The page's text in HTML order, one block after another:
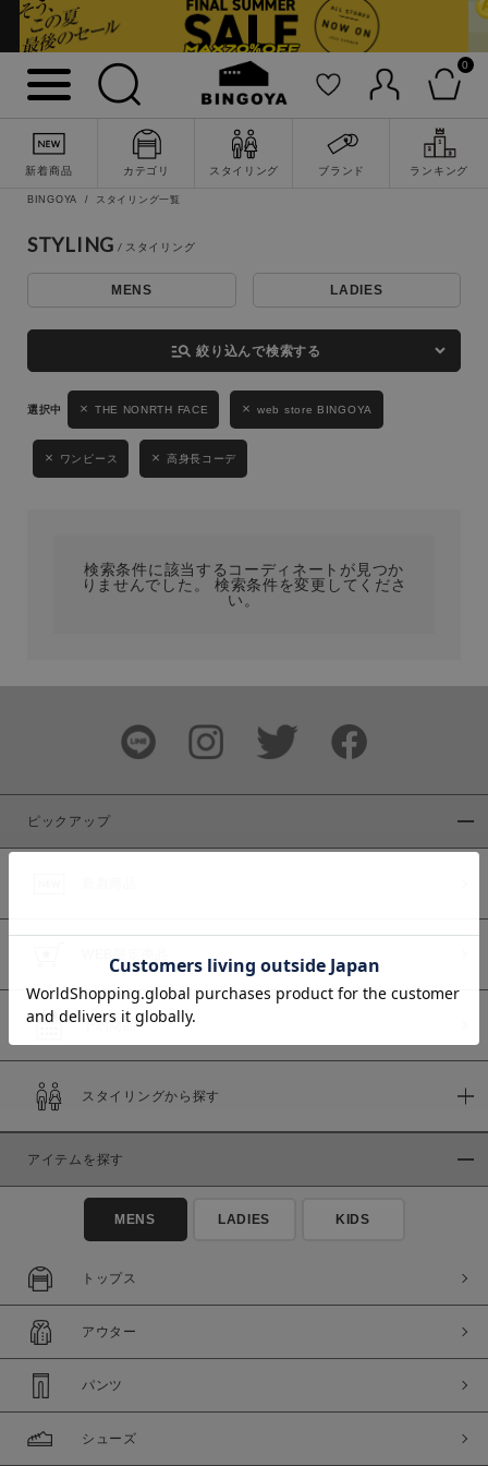
0
新着商品 カテゴリ スタイリング ブランド ランキング
詳細検索
キーワード
性別
MENS LADIES KIDS
ブランド
商品タイプ
通常商品
セール価格
在庫
在庫あり
BINGOYA スタイリング一覧
STYLING
MENS LADIES
manage_search 絞り込んで検索する
THE NONRTH FACE web store BINGOYA
ワンピース 高身長コーデ
検索条件に該当するコーディネートが見つか
りませんでした。 検索条件を変更してくださ
い。
ピックアップ
予約商品
スタイリングから探す
アイテムを探す
MENS LADIES KIDS
トップス
アウター
パンツ
シューズ